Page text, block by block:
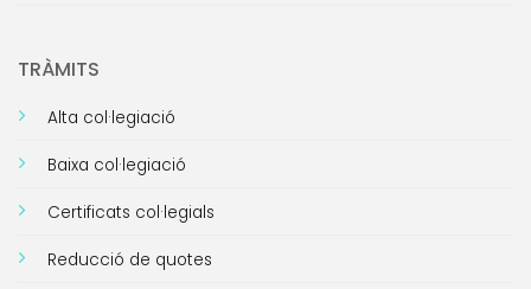
TRÀMITS
Alta col·legiació
Baixa col·legiació
Certificats col·legials
Reducció de quotes